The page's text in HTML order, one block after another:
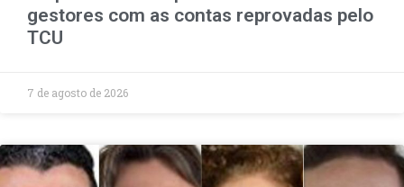
gestores com as contas reprovadas pelo
TCU
7 de agosto de 2026